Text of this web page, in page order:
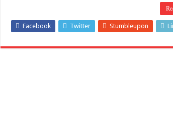
Facebook Twitter Stumbleupon